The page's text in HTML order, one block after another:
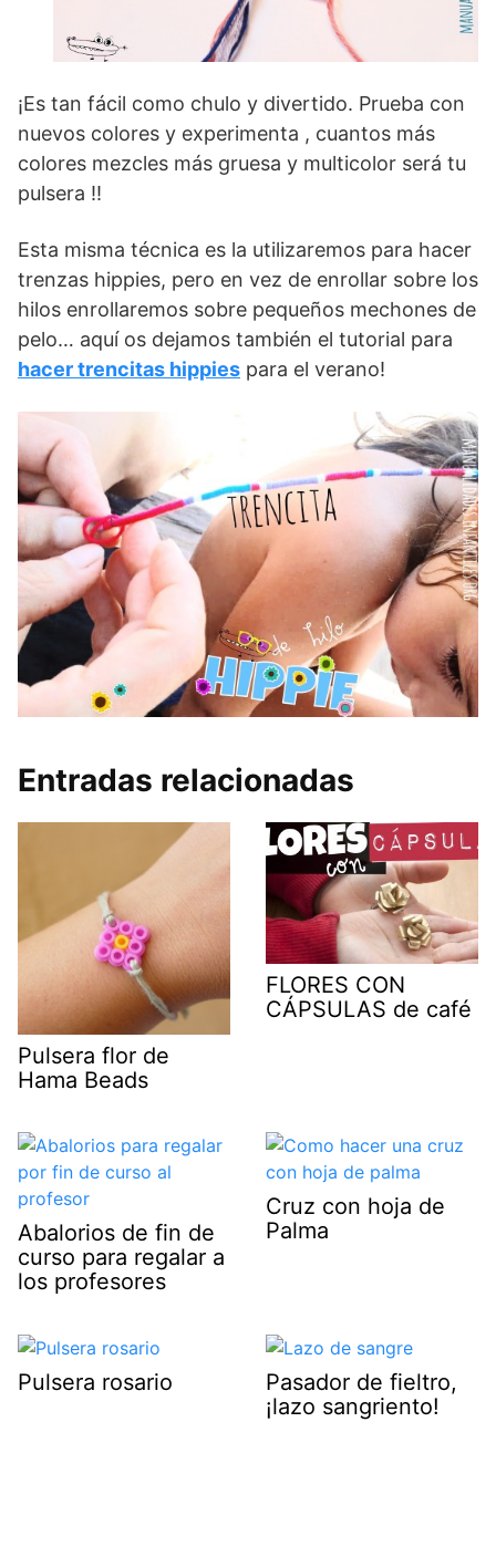
¡Es tan fácil como chulo y divertido. Prueba con
nuevos colores y experimenta , cuantos más
colores mezcles más gruesa y multicolor será tu
pulsera !!
Esta misma técnica es la utilizaremos para hacer
trenzas hippies, pero en vez de enrollar sobre los
hilos enrollaremos sobre pequeños mechones de
pelo… aquí os dejamos también el tutorial para
hacer trencitas hippies para el verano!
Entradas relacionadas
Pulsera flor de
Hama Beads
FLORES CON
CÁPSULAS de café
Abalorios de fin de
curso para regalar a
los profesores
Cruz con hoja de
Palma
Pulsera rosario
Pasador de fieltro,
¡lazo sangriento!